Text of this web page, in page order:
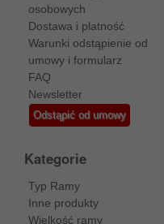
osobowych
Dostawa i platność
Warunki odstąpienie od
umowy i formularz
FAQ
Newsletter
Odstąpić od umowy
Kategorie
Typ Ramy
Inne produkty
Wielkość ramy